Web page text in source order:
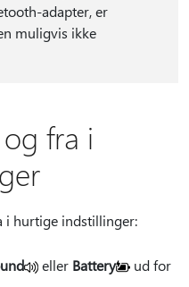
adapter, er
muligvis ikke
fra i
i hurtige indstillinger:
eller Battery
ud for